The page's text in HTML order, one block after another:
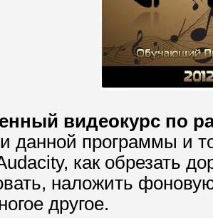
видеокурс по
данной программы и
как обрезать
наложить
другое.